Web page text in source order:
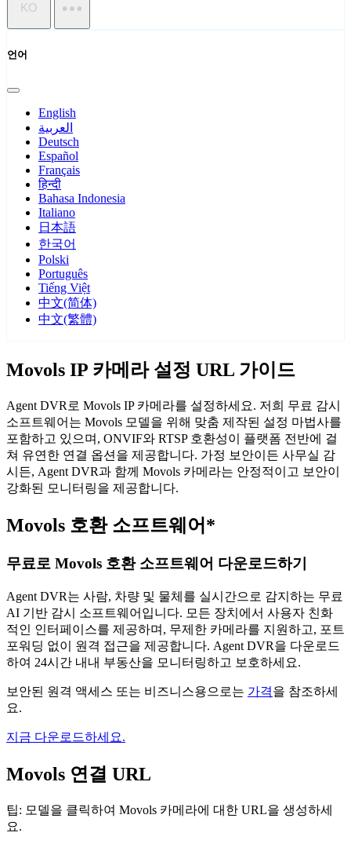
KO
언어
English
العربية
Deutsch
Español
Français
हिन्दी
Bahasa Indonesia
Italiano
日本語
한국어
Polski
Português
Tiếng Việt
中文(简体)
中文(繁體)
Movols IP 카메라 설정 URL 가이드
Agent DVR로 Movols IP 카메라를 설정하세요. 저희 무료 감시
소프트웨어는 Movols 모델을 위해 맞춤 제작된 설정 마법사를
포함하고 있으며, ONVIF와 RTSP 호환성이 플랫폼 전반에 걸
쳐 유연한 연결 옵션을 제공합니다. 가정 보안이든 사무실 감
시든, Agent DVR과 함께 Movols 카메라는 안정적이고 보안이
강화된 모니터링을 제공합니다.
Movols 호환 소프트웨어*
무료로 Movols 호환 소프트웨어 다운로드하기
Agent DVR는 사람, 차량 및 물체를 실시간으로 감지하는 무료
AI 기반 감시 소프트웨어입니다. 모든 장치에서 사용자 친화
적인 인터페이스를 제공하며, 무제한 카메라를 지원하고, 포트
포워딩 없이 원격 접근을 제공합니다. Agent DVR을 다운로드
하여 24시간 내내 부동산을 모니터링하고 보호하세요.
보안된 원격 액세스 또는 비즈니스용으로는 가격을 참조하세
요.
지금 다운로드하세요.
Movols 연결 URL
팁: 모델을 클릭하여 Movols 카메라에 대한 URL을 생성하세
요.